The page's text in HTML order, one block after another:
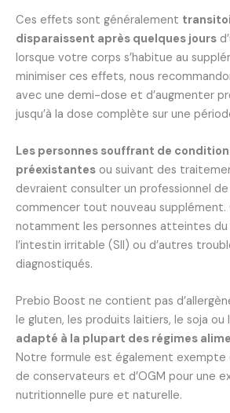
Ces effets sont généralement
disparaissent après quelques jours
lorsque votre corps s’habitue au
minimiser ces effets, nous
avec une demi-dose et d’augmenter
jusqu’à la dose complète sur une
Les personnes souffrant de
préexistantes ou suivant des
devraient consulter un professionnel
commencer tout nouveau supplément.
notamment les personnes atteintes du
l’intestin irritable (SII) ou d’autres
diagnostiqués.
Prebio Boost ne contient pas
le gluten, les produits laitiers, le soja ou
adapté à la plupart des régimes
Notre formule est également exempte
de conservateurs et d’OGM pour une
nutritionnelle pure et naturelle.